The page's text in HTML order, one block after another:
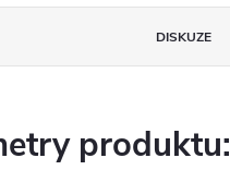
DISKUZE
produktu: